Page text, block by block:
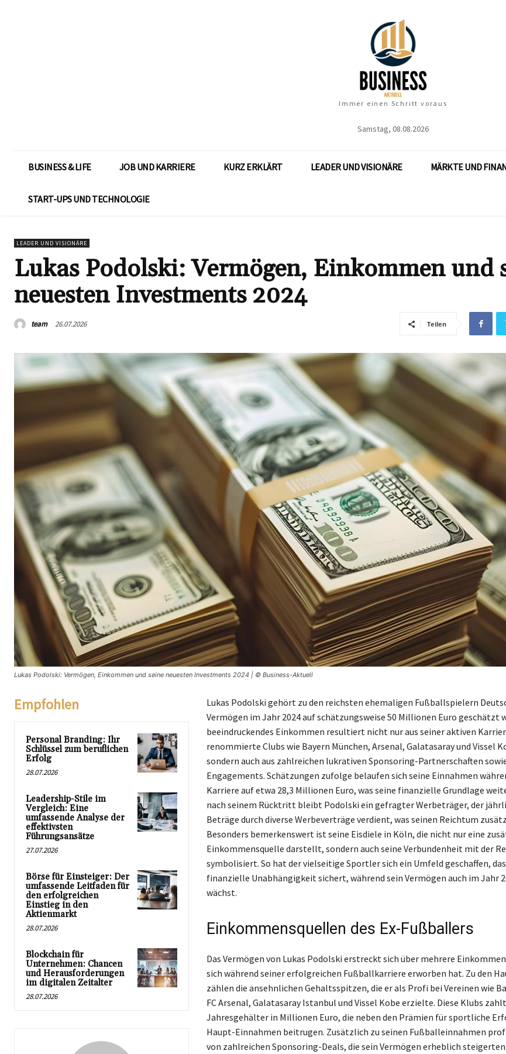
Immer einen Schritt voraus
Samstag, 08.08.2026
BUSINESS & LIFE JOB UND KARRIERE KURZ ERKLÄRT LEADER UND VISIONÄRE MÄRKTE UND
START-UPS UND TECHNOLOGIE
LEADER UND VISIONÄRE
Lukas Podolski: Vermögen, Einkommen und
neuesten Investments 2024
team 26.07.2026 Teilen
Lukas Podolski: Vermögen, Einkommen und seine neuesten Investments 2024 | © Business-Aktuell
Empfohlen
Personal Branding: Ihr
Schlüssel zum beruflichen
Erfolg
28.07.2026
Leadership-Stile im
Vergleich: Eine
umfassende Analyse der
effektivsten
Führungsansätze
27.07.2026
Börse für Einsteiger: Der
umfassende Leitfaden für
den erfolgreichen
Einstieg in den
Aktienmarkt
28.07.2026
Blockchain für
Unternehmen: Chancen
und Herausforderungen
im digitalen Zeitalter
28.07.2026
Lukas Podolski gehört zu den reichsten ehemaligen Fußballspielern
Vermögen im Jahr 2024 auf schätzungsweise 50 Millionen Euro geschätzt
beeindruckendes Einkommen resultiert nicht nur aus seiner aktiven
renommierte Clubs wie Bayern München, Arsenal, Galatasaray und Vissel
sondern auch aus zahlreichen lukrativen Sponsoring-Partnerschaften
Engagements. Schätzungen zufolge belaufen sich seine Einnahmen
Karriere auf etwa 28,3 Millionen Euro, was seine finanzielle Grundlage
nach seinem Rücktritt bleibt Podolski ein gefragter Werbeträger, der
Beträge durch diverse Werbeverträge verdient, was seinen Reichtum
Besonders bemerkenswert ist seine Eisdiele in Köln, die nicht nur eine
Einkommensquelle darstellt, sondern auch seine Verbundenheit mit der
symbolisiert. So hat der vielseitige Sportler sich ein Umfeld geschaffen,
finanzielle Unabhängigkeit sichert, während sein Vermögen auch im Jahr
wächst.
Einkommensquellen des Ex-Fußballers
Das Vermögen von Lukas Podolski erstreckt sich über mehrere
sich während seiner erfolgreichen Fußballkarriere erworben hat. Zu den
zählen die ansehnlichen Gehaltsspitzen, die er als Profi bei Vereinen wie
FC Arsenal, Galatasaray Istanbul und Vissel Kobe erzielte. Diese Klubs
Jahresgehälter in Millionen Euro, die neben den Prämien für sportliche
Haupt-Einnahmen beitrugen. Zusätzlich zu seinen Fußballeinnahmen
von zahlreichen Sponsoring-Deals, die sein Vermögen erheblich